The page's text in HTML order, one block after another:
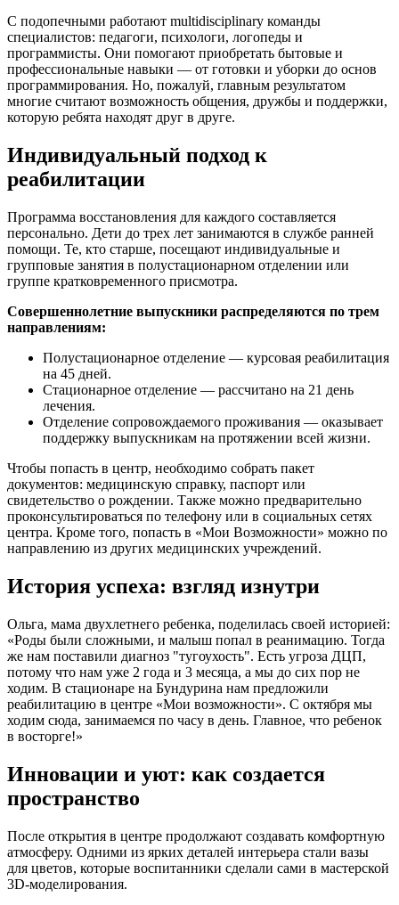
С подопечными работают multidisciplinary команды
специалистов: педагоги, психологи, логопеды и
программисты. Они помогают приобретать бытовые и
профессиональные навыки — от готовки и уборки до основ
программирования. Но, пожалуй, главным результатом
многие считают возможность общения, дружбы и поддержки,
которую ребята находят друг в друге.
Индивидуальный подход к
реабилитации
Программа восстановления для каждого составляется
персонально. Дети до трех лет занимаются в службе ранней
помощи. Те, кто старше, посещают индивидуальные и
групповые занятия в полустационарном отделении или
группе кратковременного присмотра.
Совершеннолетние выпускники распределяются по трем
направлениям:
Полустационарное отделение — курсовая реабилитация
на 45 дней.
Стационарное отделение — рассчитано на 21 день
лечения.
Отделение сопровождаемого проживания — оказывает
поддержку выпускникам на протяжении всей жизни.
Чтобы попасть в центр, необходимо собрать пакет
документов: медицинскую справку, паспорт или
свидетельство о рождении. Также можно предварительно
проконсультироваться по телефону или в социальных сетях
центра. Кроме того, попасть в «Мои Возможности» можно по
направлению из других медицинских учреждений.
История успеха: взгляд изнутри
Ольга, мама двухлетнего ребенка, поделилась своей историей:
«Роды были сложными, и малыш попал в реанимацию. Тогда
же нам поставили диагноз "тугоухость". Есть угроза ДЦП,
потому что нам уже 2 года и 3 месяца, а мы до сих пор не
ходим. В стационаре на Бундурина нам предложили
реабилитацию в центре «Мои возможности». С октября мы
ходим сюда, занимаемся по часу в день. Главное, что ребенок
в восторге!»
Инновации и уют: как создается
пространство
После открытия в центре продолжают создавать комфортную
атмосферу. Одними из ярких деталей интерьера стали вазы
для цветов, которые воспитанники сделали сами в мастерской
3D-моделирования.